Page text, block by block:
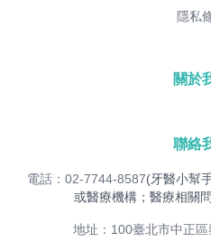
隱私
關於
聯絡
電話：02-7744-8587(牙醫小幫
或醫療機構；醫療相關
地址：100臺北市中正